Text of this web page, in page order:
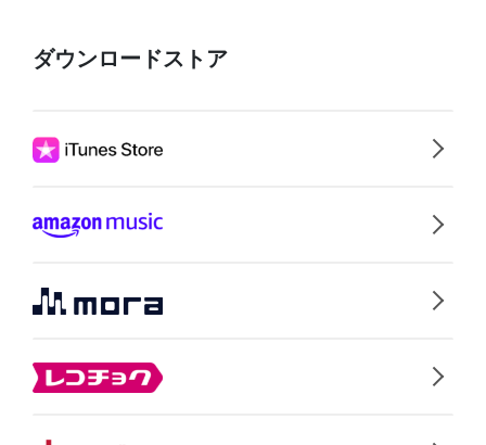
ダウンロードストア